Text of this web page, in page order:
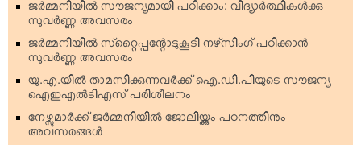
ജര്‍മ്മനിയില്‍ സൗജന്യമായി പഠിക്കാം: വിദ്യാര്‍ത്ഥികള്‍ക്കു
സുവര്‍ണ്ണ അവസരം
ജര്‍മ്മനിയില്‍ സ്‌റ്റൈപ്പന്റോടുകൂടി നഴ്‌സിംഗ് പഠിക്കാന്‍
സുവര്‍ണ്ണ അവസരം
യു.എ.യില്‍ താമസിക്കുന്നവര്‍ക്ക് ഐ.ഡി.പിയുടെ സൗജന്യ
ഐഇഎല്‍ടിഎസ് പരിശീലനം
നേഴ്സുമാര്‍ക്ക് ജര്‍മ്മനിയില്‍ ജോലിയ്ക്കും പഠനത്തിനും
അവസരങ്ങള്‍